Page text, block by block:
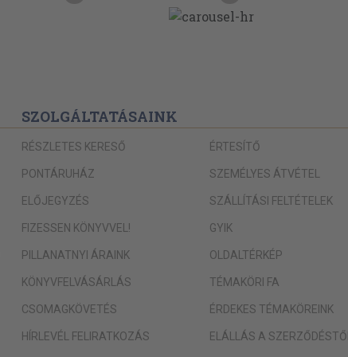
SZOLGÁLTATÁSAINK
RÉSZLETES KERESŐ
PONTÁRUHÁZ
ELŐJEGYZÉS
FIZESSEN KÖNYVVEL!
PILLANATNYI ÁRAINK
KÖNYVFELVÁSÁRLÁS
CSOMAGKÖVETÉS
HÍRLEVÉL FELIRATKOZÁS
ÉRTESÍTŐ
SZEMÉLYES ÁTVÉTEL
SZÁLLÍTÁSI FELTÉTELEK
GYIK
OLDALTÉRKÉP
TÉMAKÖRI FA
ÉRDEKES TÉMAKÖREINK
ELÁLLÁS A SZERZŐDÉSTŐL